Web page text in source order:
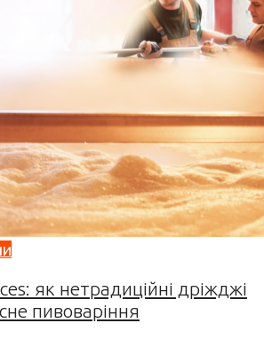
як нетрадиційні дріжджі
пивоваріння